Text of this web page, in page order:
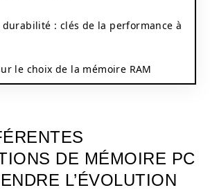
: clés de la performance à
le choix de la mémoire RAM
DE MÉMOIRE PC
L’ÉVOLUTION